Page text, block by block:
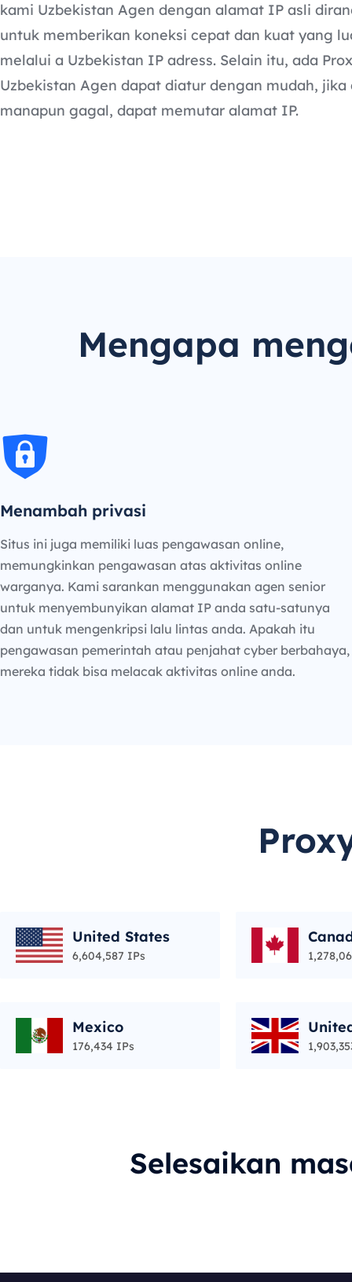
kami Uzbekistan Agen dengan alamat IP asli
untuk memberikan koneksi cepat dan kuat yang
melalui a Uzbekistan IP adress. Selain itu, ada
Uzbekistan Agen dapat diatur dengan mudah, jika
manapun gagal, dapat memutar alamat IP.
Mengapa
Menambah privasi
Situs ini juga memiliki luas pengawasan online,
memungkinkan pengawasan atas aktivitas online
warganya. Kami sarankan menggunakan agen senior
untuk menyembunyikan alamat IP anda satu-satunya
dan untuk mengenkripsi lalu lintas anda. Apakah itu
pengawasan pemerintah atau penjahat cyber berbahaya,
mereka tidak bisa melacak aktivitas online anda.
United States
6,604,587 IPs
Mexico
176,434 IPs
Selesaikan